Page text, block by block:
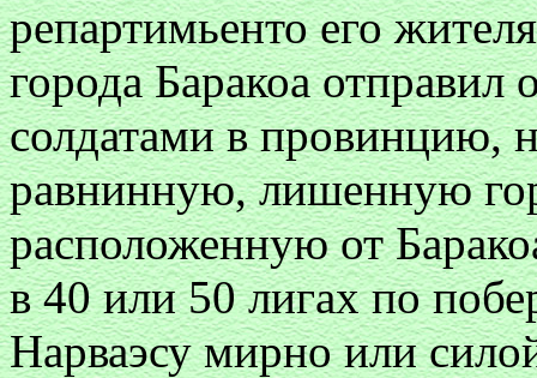
репартимьенто его
города Баракоа отправил
солдатами в
равнинную, лишенную
расположенную от
в 40 или 50 лигах по
Нарваэсу мирно или